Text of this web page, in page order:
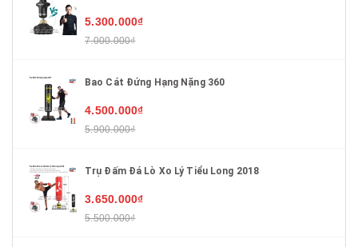
5.300.000₫
7.000.000₫
Bao Cát Đứng Hạng Nặng 360
4.500.000₫
5.900.000₫
Trụ Đấm Đá Lò Xo Lý Tiểu Long 2018
3.650.000₫
5.500.000₫